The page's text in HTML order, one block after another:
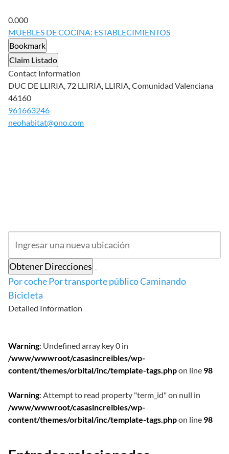
0.000
MUEBLES DE COCINA: ESTABLECIMIENTOS
Bookmark
Claim Listado
Contact Information
DUC DE LLIRIA, 72 LLIRIA, LLIRIA, Comunidad Valenciana
46160
961663246
neohabitat@ono.com
Obtener Direcciones
Por cochePor transporte públicoCaminando
Bicicleta
Detailed Information
Warning: Undefined array key 0 in
/www/wwwroot/casasincreibles/wp-
content/themes/orbital/inc/template-tags.phpon line 98
Warning: Attempt to read property "term_id" on null in
/www/wwwroot/casasincreibles/wp-
content/themes/orbital/inc/template-tags.phpon line 98